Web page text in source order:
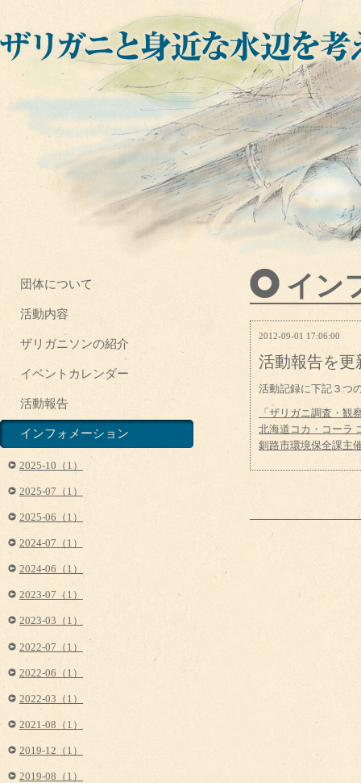
イン
2012-09-01 17:06:00
活動報告を更
活動記録に下記３つ
「ザリガニ調査・
北海道コカ・コーラ
釧路市環境保全課主
団体について
活動内容
ザリガニソンの紹介
イベントカレンダー
活動報告
インフォメーション
2025-10（1）
2025-07（1）
2025-06（1）
2024-07（1）
2024-06（1）
2023-07（1）
2023-03（1）
2022-07（1）
2022-06（1）
2022-03（1）
2021-08（1）
2019-12（1）
2019-08（1）